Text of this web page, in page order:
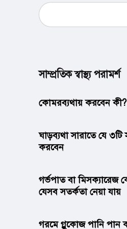
সাম্প্রতিক স্বাস্থ্য পরামর্শ
কোমরব্যথায় করবেন কী?
ঘাড়ব্যথা সারাতে যে
করবেন
গর্ভপাত বা মিসক্যারেজ
যেসব সতর্কতা নেয়া যায়
গরমে গ্লুকোজ পানি পান